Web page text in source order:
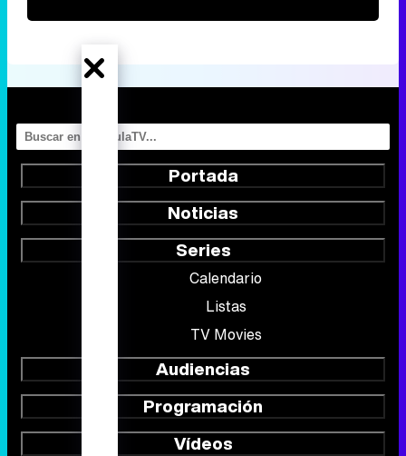
Portada
Noticias
Series
Calendario
Listas
TV Movies
Audiencias
Programación
Vídeos